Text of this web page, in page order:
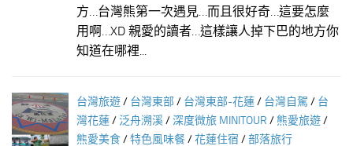
方…台灣熊第一次遇見…而且很好奇…這要怎麼
用啊…XD 親愛的讀者…這樣讓人掉下巴的地方你
知道在哪裡...
台灣旅遊/ 台灣東部 / 台灣東部-花蓮/ 台灣自駕 / 台
灣花蓮/泛舟溯溪 /深度微旅 MINITOUR / 熊愛旅遊/
熊愛美食/特色風味餐/花蓮住宿 /部落旅行